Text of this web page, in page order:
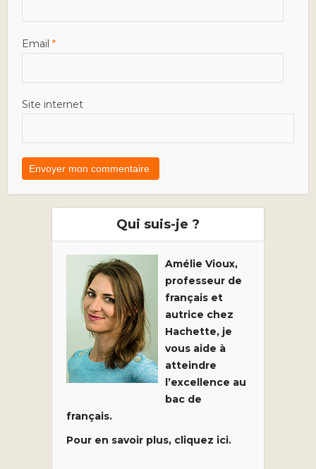
Email*
Site internet
Qui suis-je ?
Amélie Vioux,
professeur de
français et
autrice chez
Hachette, je
vous aide à
atteindre
l’excellence au
bac de
français.
Pour en savoir plus, cliquez ici.